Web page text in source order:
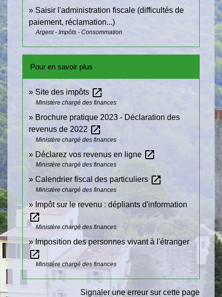
Saisir l'administration fiscale (difficultés de
paiement, réclamation...)
Argent - Impôts - Consommation
Pour en savoir plus
Site des impôts open_in_new
Ministère chargé des finances
Brochure pratique 2023 - Déclaration des
revenus de 2022 open_in_new
Ministère chargé des finances
Déclarez vos revenus en ligne open_in_new
Ministère chargé des finances
Calendrier fiscal des particuliers open_in_new
Ministère chargé des finances
Impôt sur le revenu : dépliants d'information
open_in_new
Ministère chargé des finances
Imposition des personnes vivant à l'étranger
open_in_new
Ministère chargé des finances
Signaler une erreur sur cette page